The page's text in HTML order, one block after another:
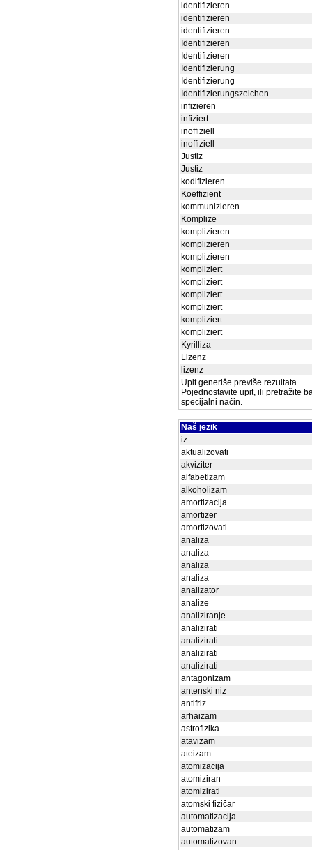
identifizieren
identifizieren
identifizieren
Identifizieren
Identifizieren
Identifizierung
Identifizierung
Identifizierungszeichen
infizieren
infiziert
inoffiziell
inoffiziell
Justiz
Justiz
kodifizieren
Koeffizient
kommunizieren
Komplize
komplizieren
komplizieren
komplizieren
kompliziert
kompliziert
kompliziert
kompliziert
kompliziert
kompliziert
Kyrilliza
Lizenz
lizenz
Upit generiše previše rezultata.
Pojednostavite upit, ili pretražite
specijalni način.
Naš jezik
iz
aktualizovati
akviziter
alfabetizam
alkoholizam
amortizacija
amortizer
amortizovati
analiza
analiza
analiza
analiza
analizator
analize
analiziranje
analizirati
analizirati
analizirati
analizirati
antagonizam
antenski niz
antifriz
arhaizam
astrofizika
atavizam
ateizam
atomizacija
atomiziran
atomizirati
atomski fizičar
automatizacija
automatizam
automatizovan